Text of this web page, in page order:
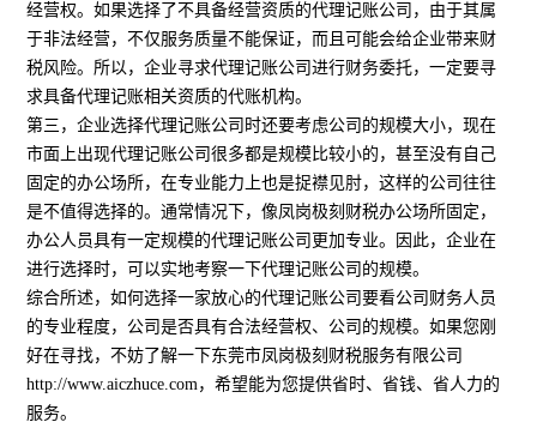
经营权。如果选择了不具备经营资质的代理记账公司，由于其属
于非法经营，不仅服务质量不能保证，而且可能会给企业带来财
税风险。所以，企业寻求代理记账公司进行财务委托，一定要寻
求具备代理记账相关资质的代账机构。
第三，企业选择代理记账公司时还要考虑公司的规模大小，现在
市面上出现代理记账公司很多都是规模比较小的，甚至没有自己
固定的办公场所，在专业能力上也是捉襟见肘，这样的公司往往
是不值得选择的。通常情况下，像凤岗极刻财税办公场所固定，
办公人员具有一定规模的代理记账公司更加专业。因此，企业在
进行选择时，可以实地考察一下代理记账公司的规模。
综合所述，如何选择一家放心的代理记账公司要看公司财务人员
的专业程度，公司是否具有合法经营权、公司的规模。如果您刚
好在寻找，不妨了解一下东莞市凤岗极刻财税服务有限公司
http://www.aiczhuce.com，希望能为您提供省时、省钱、省人力的
服务。